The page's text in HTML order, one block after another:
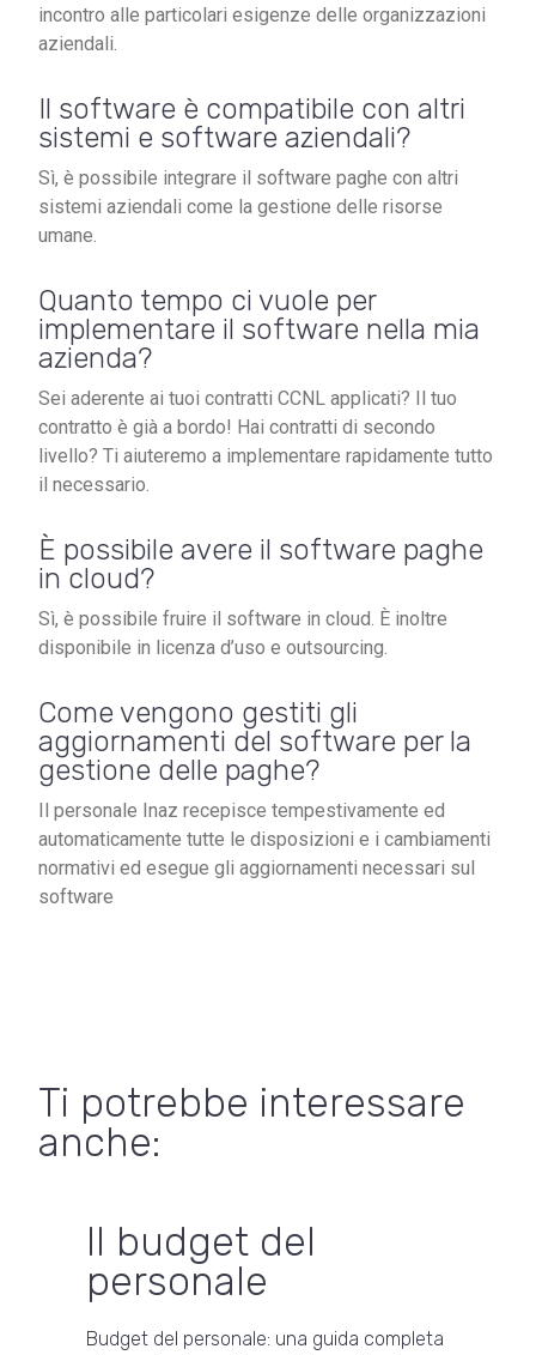
incontro alle particolari esigenze delle organizzazioni
aziendali.
Il software è compatibile con altri
sistemi e software aziendali?
Sì, è possibile integrare il software paghe con altri
sistemi aziendali come la gestione delle risorse
umane.
Quanto tempo ci vuole per
implementare il software nella mia
azienda?
Sei aderente ai tuoi contratti CCNL applicati? Il tuo
contratto è già a bordo! Hai contratti di secondo
livello? Ti aiuteremo a implementare rapidamente tutto
il necessario.
È possibile avere il software paghe
in cloud?
Sì, è possibile fruire il software in cloud. È inoltre
disponibile in licenza d’uso e outsourcing.
Come vengono gestiti gli
aggiornamenti del software per la
gestione delle paghe?
Il personale Inaz recepisce tempestivamente ed
automaticamente tutte le disposizioni e i cambiamenti
normativi ed esegue gli aggiornamenti necessari sul
software
Ti potrebbe interessare
anche:
Il budget del
personale
Budget del personale: una guida completa